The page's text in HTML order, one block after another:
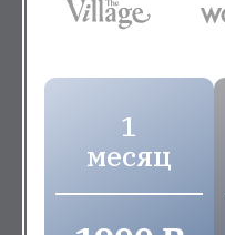
1
месяц